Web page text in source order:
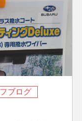
ブログ